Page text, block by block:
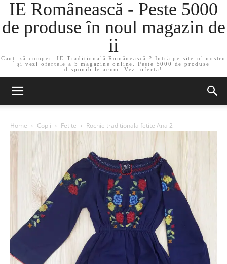
IE Românească - Peste 5000
de produse în noul magazin de
ii
Cauți să cumperi IE Tradițională Românească ? Intră pe site-ul nostru
și vezi ofertele a 5 magazine online. Peste 5000 de produse
disponibile acum. Vezi oferta!
Home Copii Fetite Rochie traditionala fetite Ana 2